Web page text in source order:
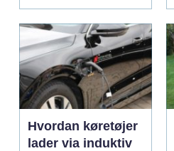
Hvordan køretøjer
lader via induktiv